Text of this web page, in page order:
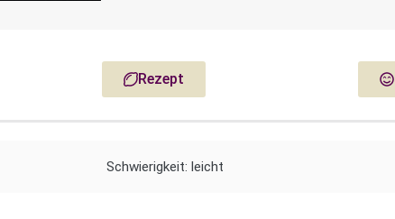
Rezept
Schwierigkeit: leicht